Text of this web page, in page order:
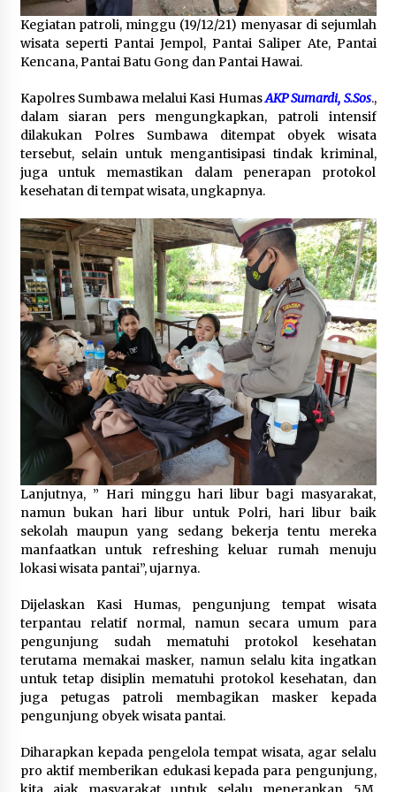
4 minggu ago
SATRESNARKOBA POLRES DOMPU AMANKAN
TERDUGA PELAKU NARKOTIKA DI KECAMATAN
1 bulan ago
Kegiatan patroli, minggu (19/12/21) menyasar di sejumlah
wisata seperti Pantai Jempol, Pantai Saliper Ate, Pantai
Kencana, Pantai Batu Gong dan Pantai Hawai.
Kapolres Sumbawa melalui Kasi HumasAKP Sumardi, S.Sos.,
dalam siaran pers mengungkapkan, patroli intensif
dilakukan Polres Sumbawa ditempat obyek wisata
tersebut, selain untuk mengantisipasi tindak kriminal,
juga untuk memastikan dalam penerapan protokol
kesehatan di tempat wisata, ungkapnya.
Lanjutnya, ” Hari minggu hari libur bagi masyarakat,
namun bukan hari libur untuk Polri, hari libur baik
sekolah maupun yang sedang bekerja tentu mereka
manfaatkan untuk refreshing keluar rumah menuju
lokasi wisata pantai”, ujarnya.
Dijelaskan Kasi Humas, pengunjung tempat wisata
terpantau relatif normal, namun secara umum para
pengunjung sudah mematuhi protokol kesehatan
terutama memakai masker, namun selalu kita ingatkan
untuk tetap disiplin mematuhi protokol kesehatan, dan
juga petugas patroli membagikan masker kepada
pengunjung obyek wisata pantai.
Diharapkan kepada pengelola tempat wisata, agar selalu
pro aktif memberikan edukasi kepada para pengunjung,